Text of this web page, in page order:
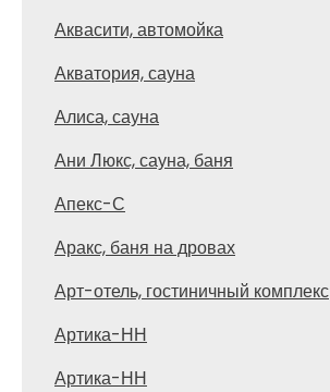
Аквасити, автомойка
Акватория, сауна
Алиса, сауна
Ани Люкс, сауна, баня
Апекс-С
Аракс, баня на дровах
Арт-отель, гостиничный комплекс
Артика-НН
Артика-НН